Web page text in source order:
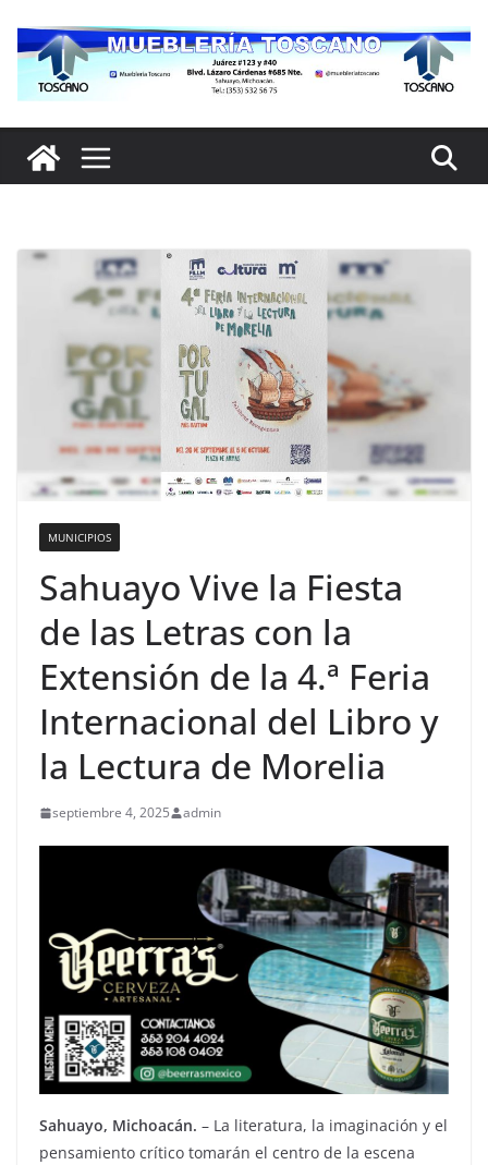
contenido
MUNICIPIOS
Sahuayo Vive la Fiesta
de las Letras con la
Extensión de la 4.ª Feria
Internacional del Libro y
la Lectura de Morelia
septiembre 4, 2025 admin
Sahuayo, Michoacán. – La literatura, la imaginación y el
pensamiento crítico tomarán el centro de la escena